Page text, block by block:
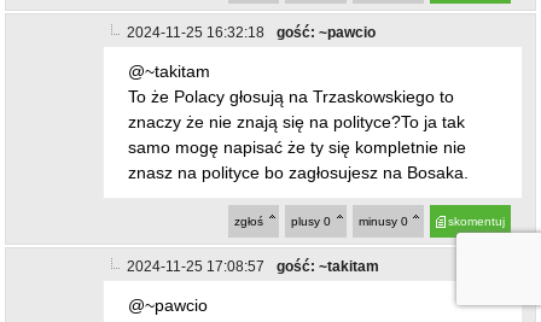
2024-11-25 16:32:18 gość: ~pawcio
@~takitam
To że Polacy głosują na Trzaskowskiego to
znaczy że nie znają się na polityce?To ja tak
samo mogę napisać że ty się kompletnie nie
znasz na polityce bo zagłosujesz na Bosaka.
skomentuj
minusy 0
plusy 0
zgłoś
2024-11-25 17:08:57 gość: ~takitam
@~pawcio